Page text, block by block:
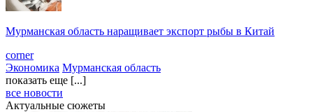
Мурманская область наращивает экспорт рыбы в Китай
corner
Экономика Мурманская область
показать еще [...]
все новости
Актуальные сюжеты